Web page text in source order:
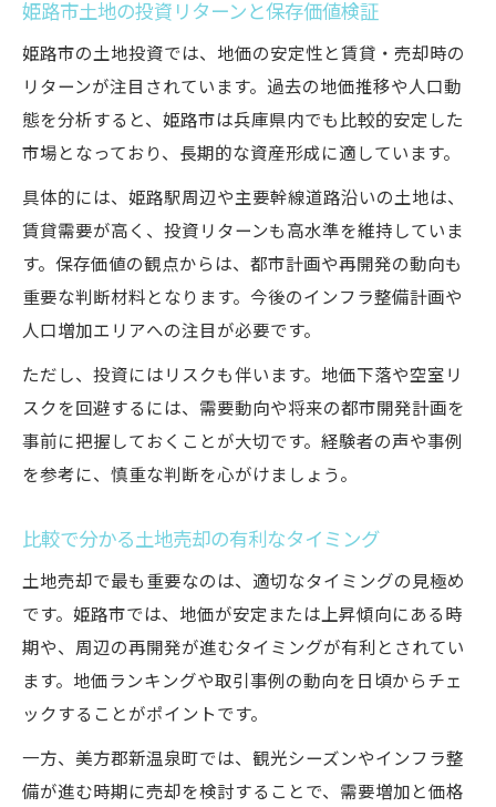
姫路市土地の投資リターンと保存価値検証
姫路市の土地投資では、地価の安定性と賃貸・売却時の
リターンが注目されています。過去の地価推移や人口動
態を分析すると、姫路市は兵庫県内でも比較的安定した
市場となっており、長期的な資産形成に適しています。
具体的には、姫路駅周辺や主要幹線道路沿いの土地は、
賃貸需要が高く、投資リターンも高水準を維持していま
す。保存価値の観点からは、都市計画や再開発の動向も
重要な判断材料となります。今後のインフラ整備計画や
人口増加エリアへの注目が必要です。
ただし、投資にはリスクも伴います。地価下落や空室リ
スクを回避するには、需要動向や将来の都市開発計画を
事前に把握しておくことが大切です。経験者の声や事例
を参考に、慎重な判断を心がけましょう。
比較で分かる土地売却の有利なタイミング
土地売却で最も重要なのは、適切なタイミングの見極め
です。姫路市では、地価が安定または上昇傾向にある時
期や、周辺の再開発が進むタイミングが有利とされてい
ます。地価ランキングや取引事例の動向を日頃からチェ
ックすることがポイントです。
一方、美方郡新温泉町では、観光シーズンやインフラ整
備が進む時期に売却を検討することで、需要増加と価格